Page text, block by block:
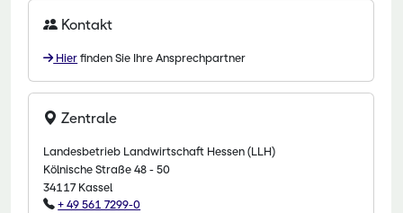
Kontakt
Hier finden Sie Ihre Ansprechpartner
Zentrale
Landesbetrieb Landwirtschaft Hessen (LLH)
Kölnische Straße 48 - 50
34117 Kassel
+ 49 561 7299-0